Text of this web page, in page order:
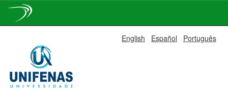
navigation
English Español Português